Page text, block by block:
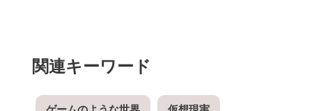
関連キーワード